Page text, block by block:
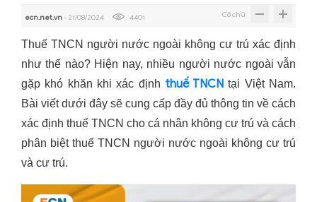
ecn.net.vn- 21/08/2024 4401 Cỡ chữ
Thuế TNCN người nước ngoài không cư trú xác định
như thế nào? Hiện nay, nhiều người nước ngoài vẫn
gặp khó khăn khi xác định thuế TNCN tại Việt Nam.
Bài viết dưới đây sẽ cung cấp đầy đủ thông tin về cách
xác định thuế TNCN cho cá nhân không cư trú và cách
phân biệt thuế TNCN người nước ngoài không cư trú
và cư trú.